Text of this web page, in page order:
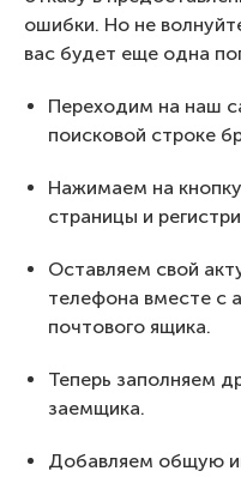
ошибки. Но не
вас будет еще одна
Переходим на наш
поисковой строке
Нажимаем на
страницы и
Оставляем свой
телефона вместе с
почтового ящика.
Теперь заполняем
заемщика.
Добавляем общую